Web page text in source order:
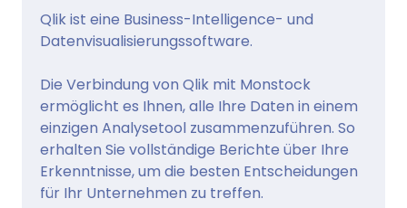
Qlik ist eine Business-Intelligence- und
Datenvisualisierungssoftware.
Die Verbindung von Qlik mit Monstock
ermöglicht es Ihnen, alle Ihre Daten in einem
einzigen Analysetool zusammenzuführen. So
erhalten Sie vollständige Berichte über Ihre
Erkenntnisse, um die besten Entscheidungen
für Ihr Unternehmen zu treffen.